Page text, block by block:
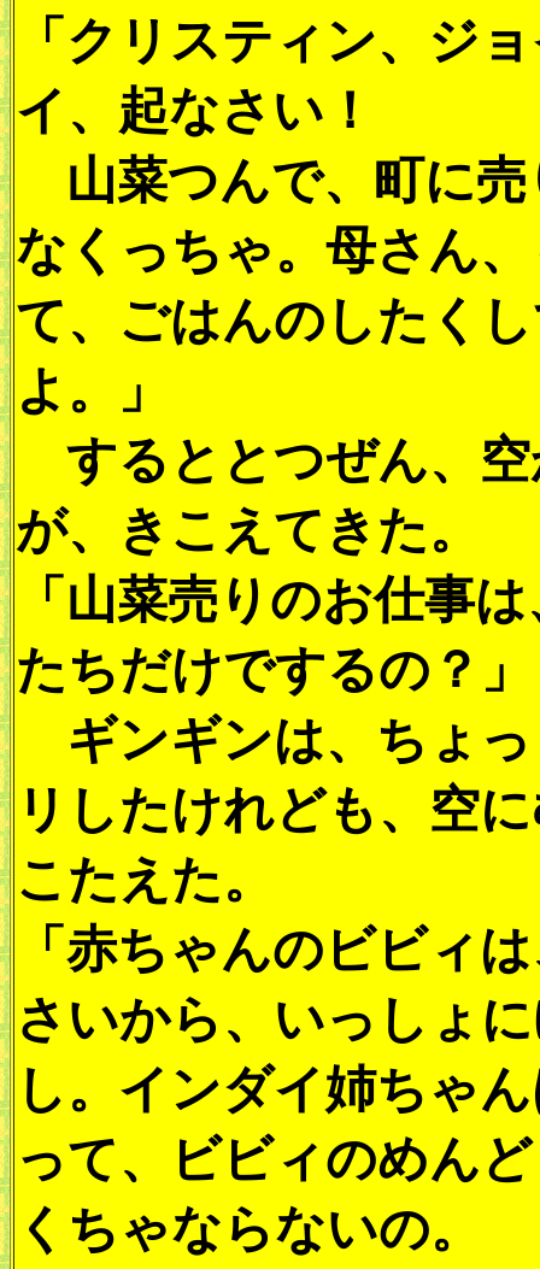
「クリスティン、ジ
イ、起なさい！
山菜つんで、町に売
なくっちゃ。母さん
て、ごはんのしたく
よ。」
するととつぜん、空
が、きこえてきた。
「山菜売りのお仕事
たちだけでするの？」
ギンギンは、ちょ
リしたけれども、空
こたえた。
「赤ちゃんのビビィ
さいから、いっしょ
し。インダイ姉ちゃ
って、ビビィのめん
くちゃならないの。